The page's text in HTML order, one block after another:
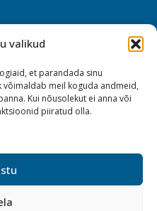
valikud
et parandada sinu
võimaldab meil koguda andmeid,
Kui nõusolekut ei anna või
piiratud olla.